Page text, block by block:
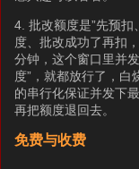
4. 批改额度是”先预
度、批改成功了再扣
分钟，这个窗口里并
度”，就都放行了，
的串行化保证并发下
再把额度退回去。
免费与收费